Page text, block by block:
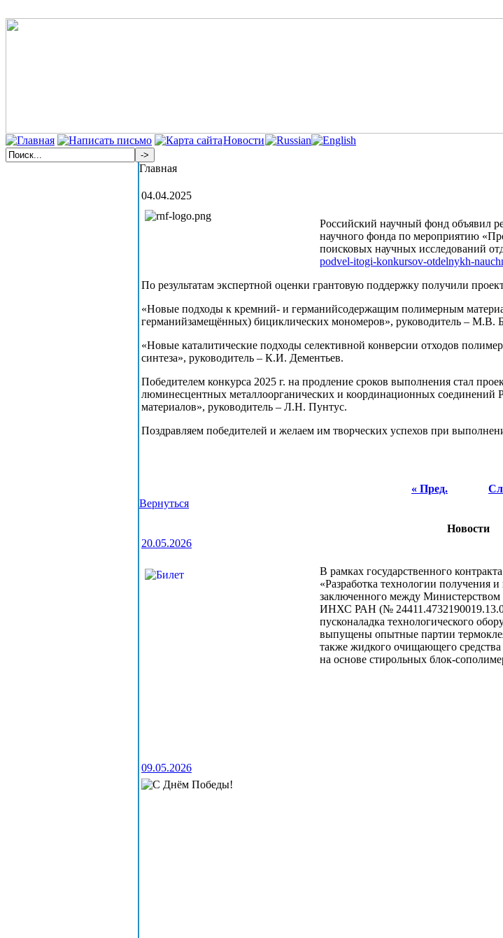
Новости
Главная
04.04.2025
Российский научный фонд объявил
научного фонда по мероприятию
поисковых научных исследований
podvel-itogi-konkursov-otdelnykh-
По результатам экспертной оценки грантовую поддержку получили
«Новые подходы к кремний- и германийсодержащим полимерным
германийзамещённых) бициклических мономеров», руководитель – М.В.
«Новые каталитические подходы селективной конверсии отходов
синтеза», руководитель – К.И. Дементьев.
Победителем конкурса 2025 г. на продление сроков выполнения стал
люминесцентных металлоорганических и координационных соединений
материалов», руководитель – Л.Н. Пунтус.
Поздравляем победителей и желаем им творческих успехов при
« Пред.
Вернуться
Новости
20.05.2026
В рамках государственного
«Разработка технологии получения
заключенного между
ИНХС РАН (№
пусконаладка технологического
выпущены опытные партии
также жидкого очищающего средства
на основе стирольных блок-
09.05.2026